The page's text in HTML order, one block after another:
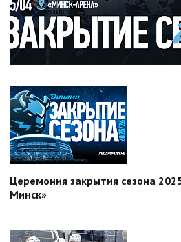
Церемония закрытия сезона
Минск»